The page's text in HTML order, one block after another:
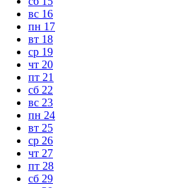
вс 16
пн 17
вт 18
ср 19
чт 20
пт 21
сб 22
вс 23
пн 24
вт 25
ср 26
чт 27
пт 28
сб 29